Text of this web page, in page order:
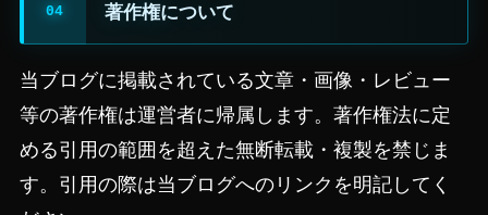
著作権について
当ブログに掲載されている文章・画像・レビュー
等の著作権は運営者に帰属します。著作権法に定
める引用の範囲を超えた無断転載・複製を禁じま
す。引用の際は当ブログへのリンクを明記してく